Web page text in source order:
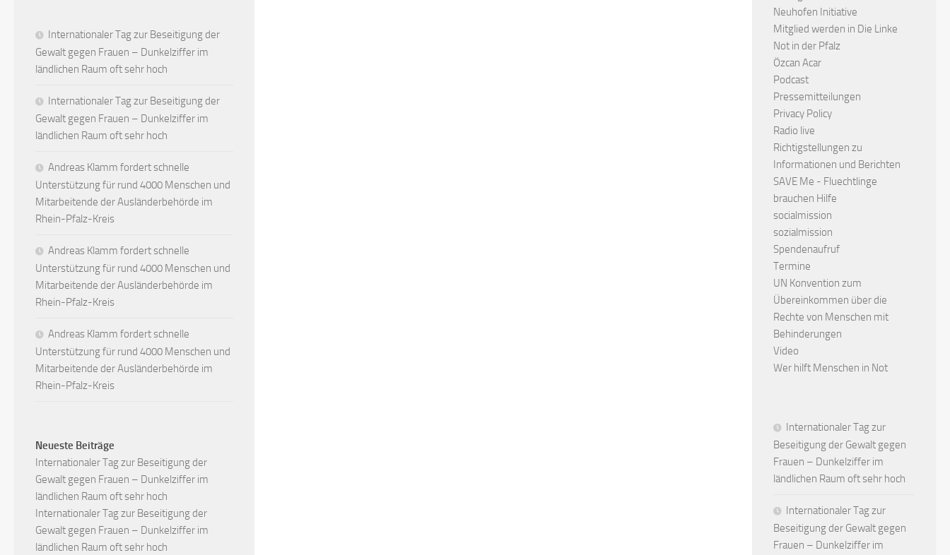
Internationaler Tag zur Beseitigung der
Gewalt gegen Frauen – Dunkelziffer im
ländlichen Raum oft sehr hoch
Internationaler Tag zur Beseitigung der
Gewalt gegen Frauen – Dunkelziffer im
ländlichen Raum oft sehr hoch
Andreas Klamm fordert schnelle
Unterstützung für rund 4000 Menschen und
Mitarbeitende der Ausländerbehörde im
Rhein-Pfalz-Kreis
Andreas Klamm fordert schnelle
Unterstützung für rund 4000 Menschen und
Mitarbeitende der Ausländerbehörde im
Rhein-Pfalz-Kreis
Andreas Klamm fordert schnelle
Unterstützung für rund 4000 Menschen und
Mitarbeitende der Ausländerbehörde im
Rhein-Pfalz-Kreis
Neueste Beiträge
Internationaler Tag zur Beseitigung der
Gewalt gegen Frauen – Dunkelziffer im
ländlichen Raum oft sehr hoch
Internationaler Tag zur Beseitigung der
Gewalt gegen Frauen – Dunkelziffer im
ländlichen Raum oft sehr hoch
Neuhofen Initiative
Mitglied werden in Die Linke
Not in der Pfalz
Özcan Acar
Podcast
Pressemitteilungen
Privacy Policy
Radio live
Richtigstellungen zu
Informationen und Berichten
SAVE Me - Fluechtlinge
brauchen Hilfe
socialmission
sozialmission
Spendenaufruf
Termine
UN Konvention zum
Übereinkommen über die
Rechte von Menschen mit
Behinderungen
Video
Wer hilft Menschen in Not
Internationaler Tag zur
Beseitigung der Gewalt gegen
Frauen – Dunkelziffer im
ländlichen Raum oft sehr hoch
Internationaler Tag zur
Beseitigung der Gewalt gegen
Frauen – Dunkelziffer im